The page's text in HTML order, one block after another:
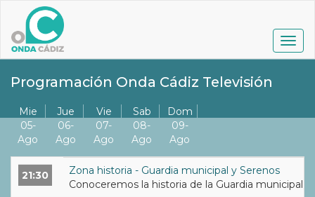
contenido
principal
Programación Onda Cádiz Televisión
Mie
05-
Ago
Jue
06-
Ago
Vie
07-
Ago
Sab
08-
Ago
Dom
09-
Ago
21:30
Zona historia - Guardia municipal y Serenos
Conoceremos la historia de la Guardia municipal